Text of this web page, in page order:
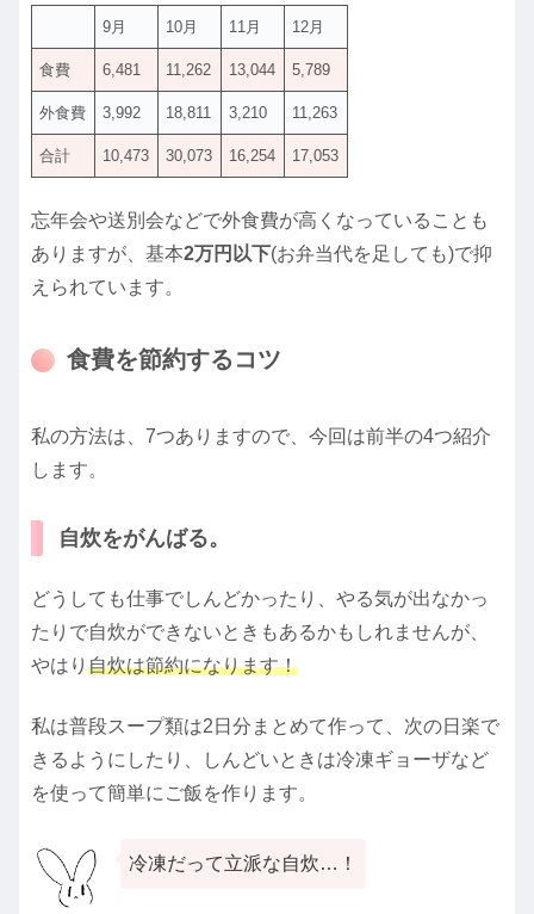
9月 10月 11月 12月
食費 6,481 11,262 13,044 5,789
外食費 3,992 18,811 3,210 11,263
合計 10,473 30,073 16,254 17,053
忘年会や送別会などで外食費が高くなっていることも
ありますが、基本2万円以下(お弁当代を足しても)で抑
えられています。
食費を節約するコツ
私の方法は、7つありますので、今回は前半の4つ紹介
します。
自炊をがんばる。
どうしても仕事でしんどかったり、やる気が出なかっ
たりで自炊ができないときもあるかもしれませんが、
やはり 自炊は節約になります！
私は普段スープ類は2日分まとめて作って、次の日楽で
きるようにしたり、しんどいときは冷凍ギョーザなど
を使って簡単にご飯を作ります。
冷凍だって立派な自炊…！